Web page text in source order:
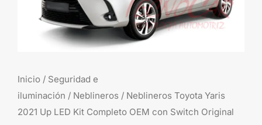
Inicio / Seguridad e
iluminación / Neblineros / Neblineros Toyota Yaris
2021 Up LED Kit Completo OEM con Switch Original